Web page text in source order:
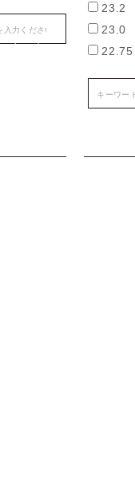
23.2
23.0
22.75